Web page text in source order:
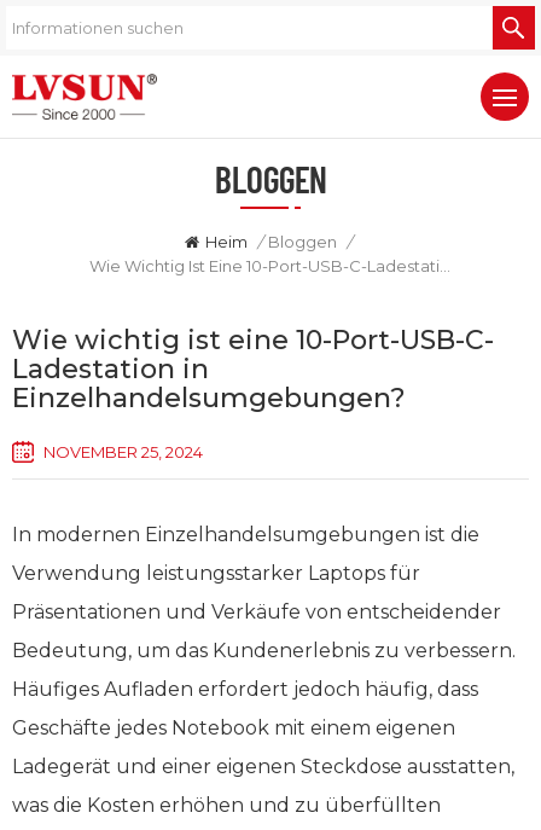
BLOGGEN
Heim / Bloggen
/
Wie wichtig ist eine 10-Port-USB-C-
Ladestation in
Einzelhandelsumgebungen?
NOVEMBER 25, 2024
In modernen Einzelhandelsumgebungen ist die
Verwendung leistungsstarker Laptops für
Präsentationen und Verkäufe von entscheidender
Bedeutung, um das Kundenerlebnis zu verbessern.
Häufiges Aufladen erfordert jedoch häufig, dass
Geschäfte jedes Notebook mit einem eigenen
Ladegerät und einer eigenen Steckdose ausstatten,
was die Kosten erhöhen und zu überfüllten